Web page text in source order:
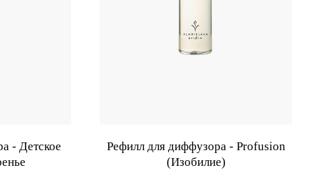
- Детское
Рефилл для диффузора - Profusion
(Изобилие)